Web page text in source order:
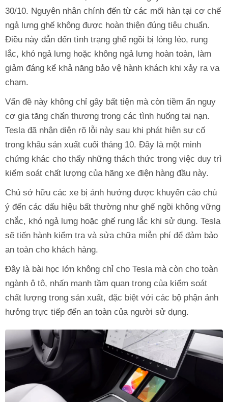
30/10. Nguyên nhân chính đến từ các mối hàn tại cơ chế
ngả lưng ghế không được hoàn thiện đúng tiêu chuẩn.
Điều này dẫn đến tình trạng ghế ngồi bị lỏng lẻo, rung
lắc, khó ngả lưng hoặc không ngả lưng hoàn toàn, làm
giảm đáng kể khả năng bảo vệ hành khách khi xảy ra va
chạm.
Vấn đề này không chỉ gây bất tiện mà còn tiềm ẩn nguy
cơ gia tăng chấn thương trong các tình huống tai nạn.
Tesla đã nhận diện rõ lỗi này sau khi phát hiện sự cố
trong khâu sản xuất cuối tháng 10. Đây là một minh
chứng khác cho thấy những thách thức trong việc duy trì
kiểm soát chất lượng của hãng xe điện hàng đầu này.
Chủ sở hữu các xe bị ảnh hưởng được khuyến cáo chú
ý đến các dấu hiệu bất thường như ghế ngồi không vững
chắc, khó ngả lưng hoặc ghế rung lắc khi sử dụng. Tesla
sẽ tiến hành kiểm tra và sửa chữa miễn phí để đảm bảo
an toàn cho khách hàng.
Đây là bài học lớn không chỉ cho Tesla mà còn cho toàn
ngành ô tô, nhấn mạnh tầm quan trọng của kiểm soát
chất lượng trong sản xuất, đặc biệt với các bộ phận ảnh
hưởng trực tiếp đến an toàn của người sử dụng.